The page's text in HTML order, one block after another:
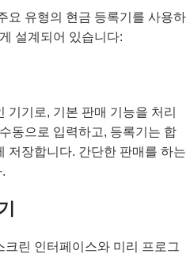
요 유형의 현금 등록기를 사용하
설계되어 있습니다:
기기로, 기본 판매 기능을 처리
동으로 입력하고, 등록기는 합
저장합니다. 간단한 판매를 하는
린 인터페이스와 미리 프로그